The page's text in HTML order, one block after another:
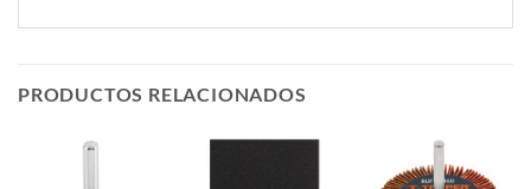
PRODUCTOS RELACIONADOS